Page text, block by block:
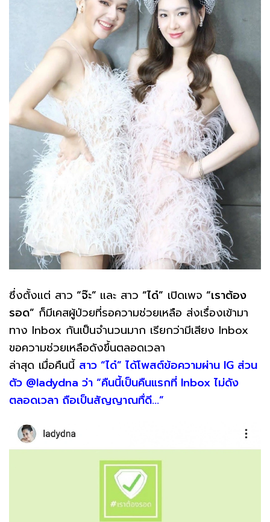
ซึ่งตั้งแต่ สาว “จ๊ะ” และ สาว “ได๋” เปิดเพจ “เราต้อง
รอด” ก็มีเคสผู้ป่วยที่รอความช่วยเหลือ ส่งเรื่องเข้ามา
ทาง Inbox กันเป็นจำนวนมาก เรียกว่ามีเสียง Inbox
ขอความช่วยเหลือดังขึ้นตลอดเวลา
ล่าสุด เมื่อคืนนี้ สาว “ได๋” ได้โพสต์ข้อความผ่าน IG ส่วน
ตัว @ladydna ว่า “คืนนี้เป็นคืนแรกที่ Inbox ไม่ดัง
ตลอดเวลา ถือเป็นสัญญาณทื่ดี…”